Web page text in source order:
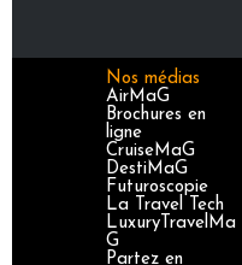
Nos médias
AirMaG
Brochures en
ligne
CruiseMaG
DestiMaG
Futuroscopie
La Travel Tech
LuxuryTravelMa
G
Partez en